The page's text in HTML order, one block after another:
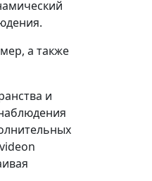
а также
и